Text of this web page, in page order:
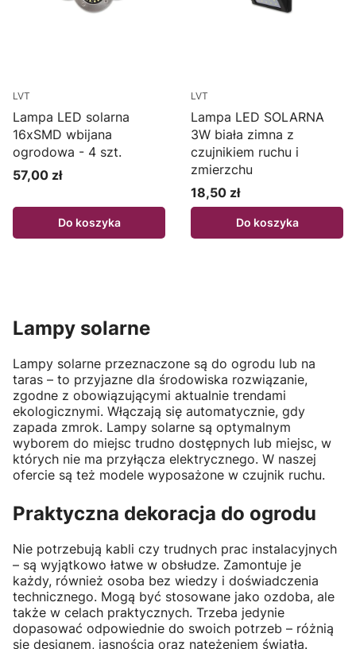
LVT
Lampa LED solarna
16xSMD wbijana
ogrodowa - 4 szt.
Cena
57,00 zł
Do koszyka
LVT
Lampa LED SOLARNA
3W biała zimna z
czujnikiem ruchu i
zmierzchu
Cena
18,50 zł
Do koszyka
Lampy solarne
Lampy solarne przeznaczone są do ogrodu lub na
taras – to przyjazne dla środowiska rozwiązanie,
zgodne z obowiązującymi aktualnie trendami
ekologicznymi. Włączają się automatycznie, gdy
zapada zmrok. Lampy solarne są optymalnym
wyborem do miejsc trudno dostępnych lub miejsc, w
których nie ma przyłącza elektrycznego. W naszej
ofercie są też modele wyposażone w czujnik ruchu.
Praktyczna dekoracja do ogrodu
Nie potrzebują kabli czy trudnych prac instalacyjnych
– są wyjątkowo łatwe w obsłudze. Zamontuje je
każdy, również osoba bez wiedzy i doświadczenia
technicznego. Mogą być stosowane jako ozdoba, ale
także w celach praktycznych. Trzeba jedynie
dopasować odpowiednie do swoich potrzeb – różnią
się designem, jasnością oraz natężeniem światła.